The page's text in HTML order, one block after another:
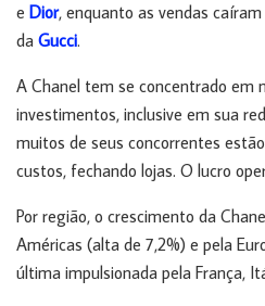
e Dior, enquanto as vendas caíram
da Gucci.
A Chanel tem se concentrado em
investimentos, inclusive em sua
muitos de seus concorrentes
custos, fechando lojas. O lucro
Por região, o crescimento da
Américas (alta de 7,2%) e pela
última impulsionada pela França,